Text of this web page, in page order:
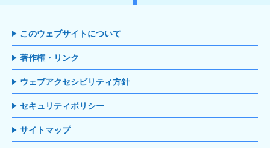
このウェブサイトについて
著作権・リンク
ウェブアクセシビリティ方針
セキュリティポリシー
サイトマップ